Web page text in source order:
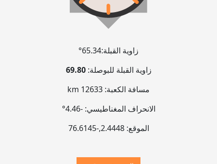
زاوية القبلة:65.34°
زاوية القبلة للبوصلة:69.80
مسافة الكعبة: 12633 km
الانحراف المغناطيسي:-4.46°
الموقع:2.4448
,
-76.6146